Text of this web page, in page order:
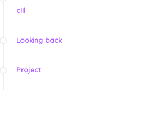
clil
Looking back
Project